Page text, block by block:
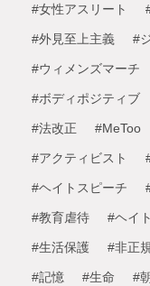
#女性アスリート
#外見至上主義 #
#ウィメンズマーチ
#ボディポジティブ
#法改正 #MeToo
#アクティビスト
#ヘイトスピーチ
#教育虐待 #ヘイ
#生活保護 #非正
#記憶 #生命 #